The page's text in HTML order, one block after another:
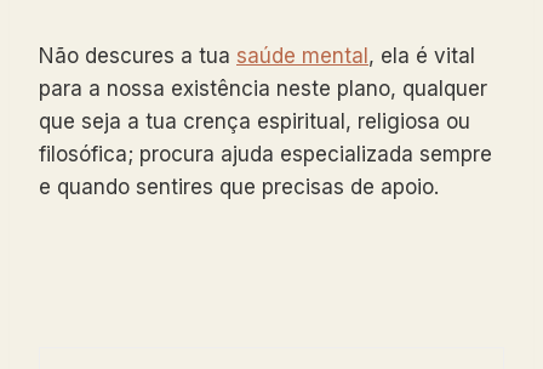
Não descures a tua saúde mental , ela é vital
para a nossa existência neste plano, qualquer
que seja a tua crença espiritual, religiosa ou
filosófica; procura ajuda especializada sempre
e quando sentires que precisas de apoio.